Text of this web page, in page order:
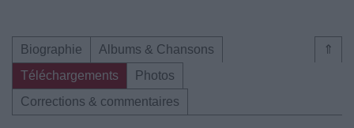
⇑
Biographie
Albums & Chansons
Téléchargements
Photos
Corrections & commentaires